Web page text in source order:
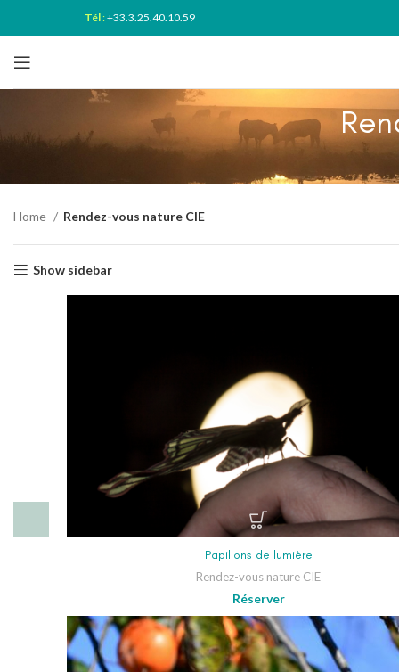
Tél:+33.3.25.40.10.59
Home Rendez-vous nature CIE
Show sidebar
Papillons de lumière
Rendez-vous nature CIE
Réserver